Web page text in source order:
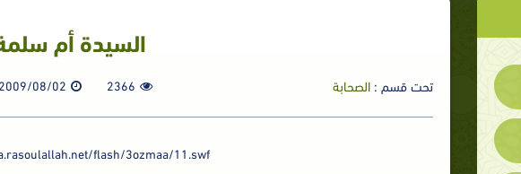
السيدة أم
تحت قسم :الصحابة 2366
2009/08/02
flash/3ozmaa/11.swf